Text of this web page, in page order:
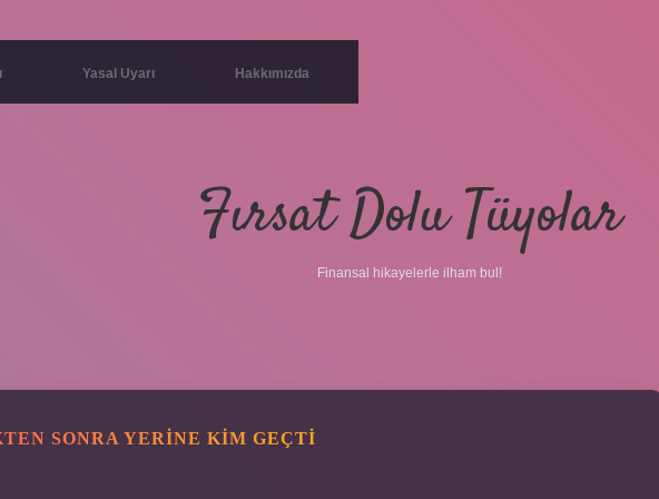
Yasal Uyarı Hakkımızda
Fırsat Dolu Tüyolar
Finansal hikayelerle ilham bul!
SONRA YERINE KIM GEÇTI